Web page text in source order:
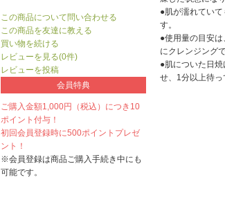
●肌が濡れてい
す。
●使用量の目安
にクレンジング
●肌についた日
せ、1分以上待っ
この商品について問い合わせる
この商品を友達に教える
買い物を続ける
レビューを見る(0件)
レビューを投稿
会員特典
ご購入金額1,000円（税込）につき10
ポイント付与！
初回会員登録時に500ポイントプレゼ
ント！
※会員登録は商品ご購入手続き中にも
可能です。